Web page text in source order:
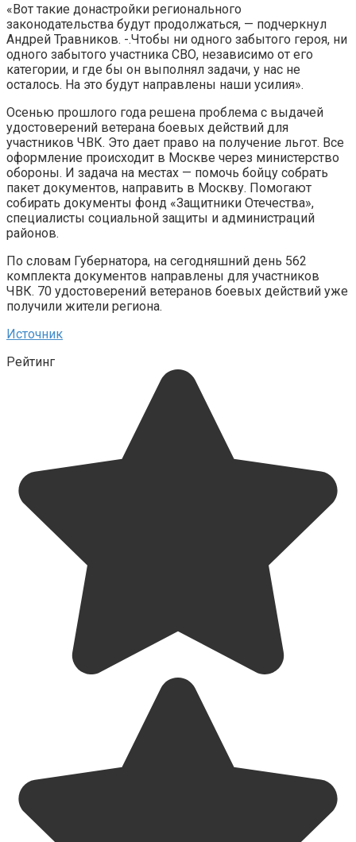
«Вот такие донастройки регионального
законодательства будут продолжаться, — подчеркнул
Андрей Травников. -.Чтобы ни одного забытого героя, ни
одного забытого участника СВО, независимо от его
категории, и где бы он выполнял задачи, у нас не
осталось. На это будут направлены наши усилия».
Осенью прошлого года решена проблема с выдачей
удостоверений ветерана боевых действий для
участников ЧВК. Это дает право на получение льгот. Все
оформление происходит в Москве через министерство
обороны. И задача на местах — помочь бойцу собрать
пакет документов, направить в Москву. Помогают
собирать документы фонд «Защитники Отечества»,
специалисты социальной защиты и администраций
районов.
По словам Губернатора, на сегодняшний день 562
комплекта документов направлены для участников
ЧВК. 70 удостоверений ветеранов боевых действий уже
получили жители региона.
Источник
Рейтинг